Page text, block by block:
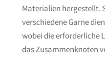
Materialien hergestellt.
verschiedene Garne
wobei die erforderliche
das Zusammenknoten